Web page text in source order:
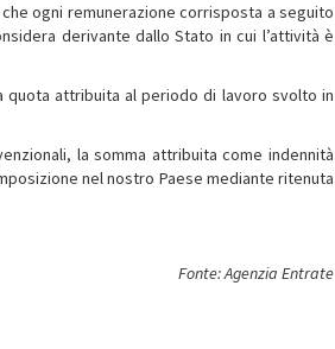
ogni remunerazione corrisposta a seguito
derivante dallo Stato in cui l’attività è
quota attribuita al periodo di lavoro svolto in
la somma attribuita come indennità
nel nostro Paese mediante ritenuta
Fonte: Agenzia Entrate